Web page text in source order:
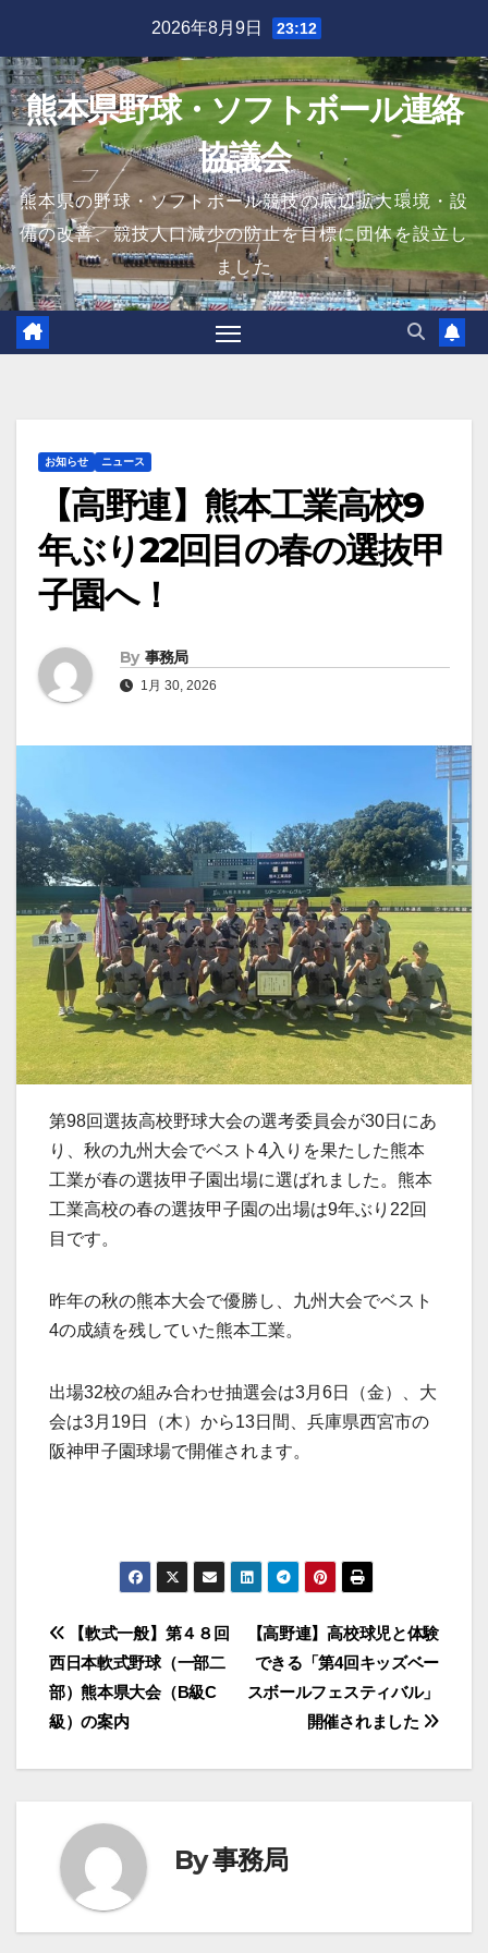
content
2026年8月9日 23:12
熊本県野球・ソフトボール連絡
協議会
熊本県の野球・ソフトボール競技の底辺拡大環境・設
備の改善、競技人口減少の防止を目標に団体を設立し
ました
お知らせ ニュース
【高野連】熊本工業高校9
年ぶり22回目の春の選抜甲
子園へ！
By 事務局
1月 30, 2026
第98回選抜高校野球大会の選考委員会が30日にあ
り、秋の九州大会でベスト4入りを果たした熊本
工業が春の選抜甲子園出場に選ばれました。熊本
工業高校の春の選抜甲子園の出場は9年ぶり22回
目です。
昨年の秋の熊本大会で優勝し、九州大会でベスト
4の成績を残していた熊本工業。
出場32校の組み合わせ抽選会は3月6日（金）、大
会は3月19日（木）から13日間、兵庫県西宮市の
阪神甲子園球場で開催されます。
投
稿
ナ
ビ
ゲ
ー
シ
【高野連】高校球児と体験
できる「第4回キッズベー
スボールフェスティバル」
開催されました
【軟式一般】第４８回
西日本軟式野球（一部二
部）熊本県大会（B級C
級）の案内
By事務局